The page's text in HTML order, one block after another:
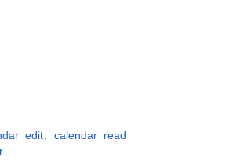
、calendar_read